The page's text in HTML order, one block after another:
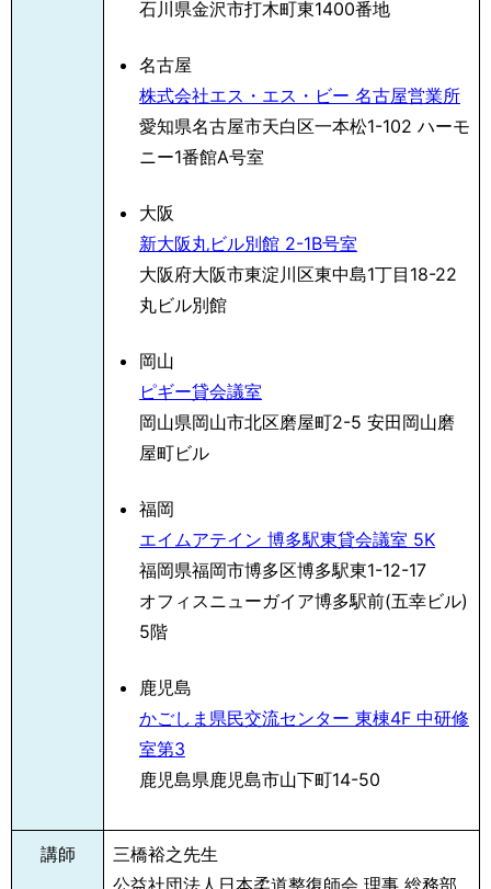
石川県金沢市打木町東1400番地
名古屋
株式会社エス・エス・ビー 名古屋営業所
愛知県名古屋市天白区一本松1-102 ハーモ
ニー1番館A号室
大阪
新大阪丸ビル別館 2-1B号室
大阪府大阪市東淀川区東中島1丁目18-22
丸ビル別館
岡山
ピギー貸会議室
岡山県岡山市北区磨屋町2-5 安田岡山磨
屋町ビル
福岡
エイムアテイン 博多駅東貸会議室 5K
福岡県福岡市博多区博多駅東1-12-17
オフィスニューガイア博多駅前(五幸ビル)
5階
鹿児島
かごしま県民交流センター 東棟4F 中研修
室第3
鹿児島県鹿児島市山下町14-50
講師
三橋裕之先生
公益社団法人日本柔道整復師会 理事 総務部